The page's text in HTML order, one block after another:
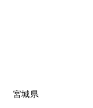
宮城県